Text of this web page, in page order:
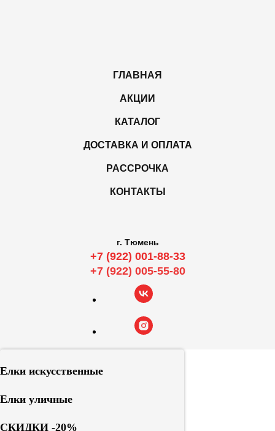
ГЛАВНАЯ
АКЦИИ
КАТАЛОГ
ДОСТАВКА И ОПЛАТА
РАССРОЧКА
КОНТАКТЫ
г. Тюмень
+7 (922) 001-88-33
+7 (922) 005-55-80
Елки искусственные
Елки уличные
СКИДКИ -20%